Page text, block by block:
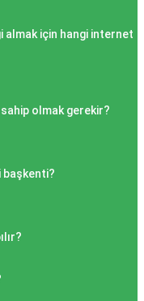
almak için hangi internet
olmak gerekir?
başkenti?